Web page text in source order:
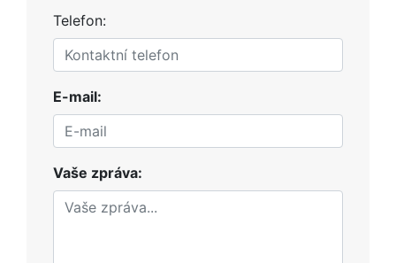
Telefon:
E-mail:
Vaše zpráva: